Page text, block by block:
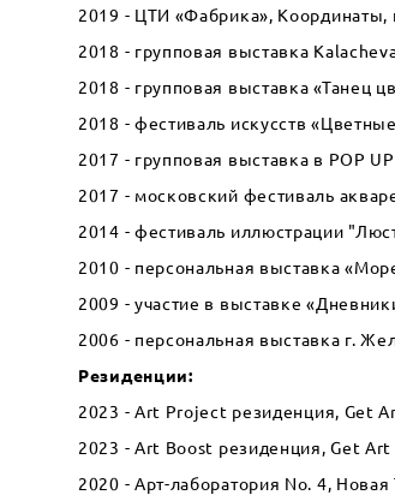
2019 - ЦТИ «Фабрика», Координаты,
2018 - групповая выставка
2018 - групповая выставка «Танец
2018 - фестиваль искусств
2017 - групповая выставка в POP
2017 - московский фестиваль
2014 - фестиваль иллюстрации
2010 - персональная выставка
2009 - участие в выставке
2006 - персональная выставка г.
Резиденции:
2023 - Art Project резиденция, Get
2023 - Art Boost резиденция, Get
2020 - Арт-лаборатория No. 4,